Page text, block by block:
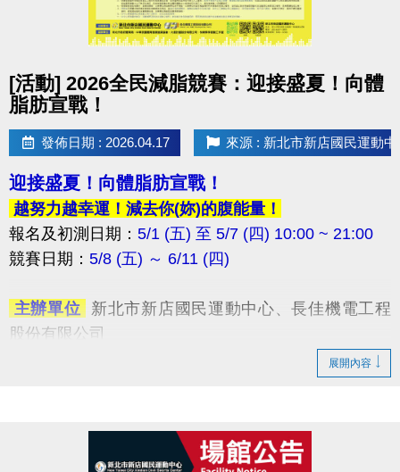
[活動] 2026全民減脂競賽：迎接盛夏！向體
脂肪宣戰！
發佈日期 : 2026.04.17 來源 : 新北市新店國民運動中
迎接盛夏！向體脂肪宣戰！
越努力越幸運！減去你(妳)的腹能量！
報名及初測日期： 5/1 (五) 至 5/7 (四) 10:00 ~ 21:00
競賽日期： 5/8 (五) ～ 6/11 (四) ​
​ 主辦單位 新北市新店國民運動中心、長佳機電工程
股份有限公司
新北市政府體育局、中華民國體育健康推
廣協會、火星計畫股份有限公司、快樂夥伴運動工作
新北市新店國民運動中心3F體適能中心
展開內容